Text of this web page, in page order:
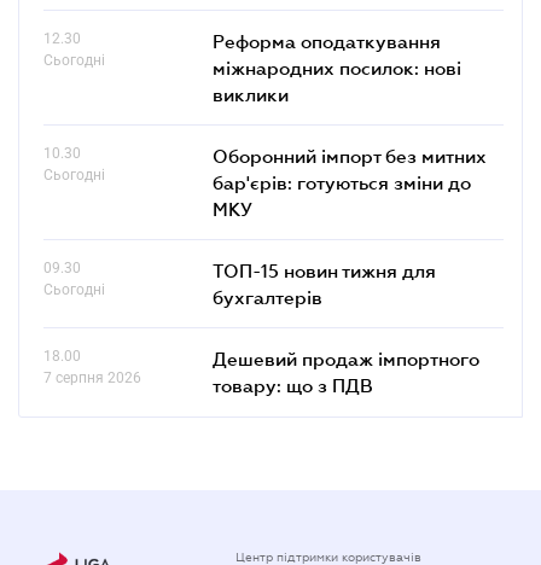
12.30
Сьогодні
Реформа оподаткування
міжнародних посилок: нові
виклики
10.30
Сьогодні
Оборонний імпорт без митних
бар'єрів: готуються зміни до
МКУ
09.30
Сьогодні
ТОП-15 новин тижня для
бухгалтерів
18.00
7 серпня 2026
Дешевий продаж імпортного
товару: що з ПДВ
Центр підтримки користувачів